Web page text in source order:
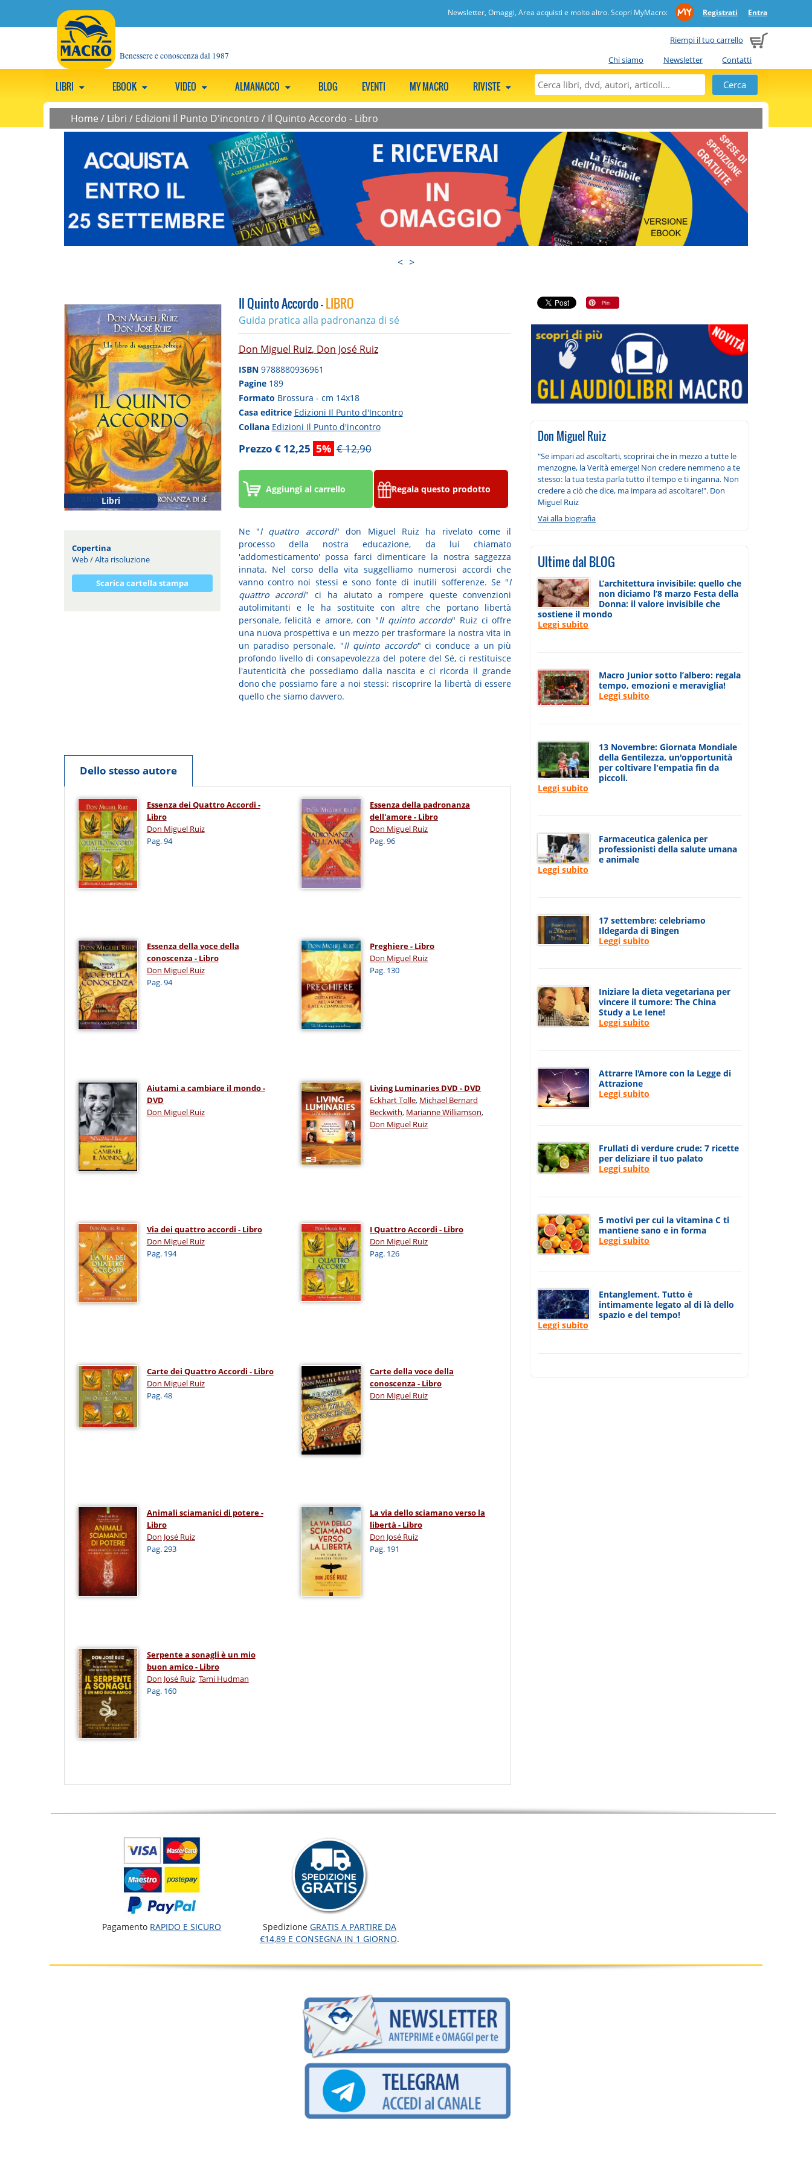
Newsletter, Omaggi, Area acquisti e molto altro. Scopri MyMacro: Registrati Entra
Riempi il tuo carrello
Chi siamo
Newsletter Contatti
Benessere e conoscenza dal 1987
LIBRI EBOOK VIDEO ALMANACCO BLOG EVENTI MY MACRO RIVISTE
Home / Libri / Edizioni Il Punto D'incontro / Il Quinto Accordo - Libro
< >
Libri
Copertina
Web/Alta risoluzione
Scarica cartella stampa
Il Quinto Accordo -LIBRO
Guida pratica alla padronanza di sé
Don Miguel Ruiz, Don José Ruiz
ISBN 9788880936961
Pagine 189
Formato Brossura - cm 14x18
Casa editrice Edizioni Il Punto d'Incontro
Collana Edizioni Il Punto d'incontro
Prezzo € 12,25 5% € 12,90
Aggiungi al carrello Regala questo prodotto
Ne "I quattro accordi" don Miguel Ruiz ha rivelato come il
processo della nostra educazione, da lui chiamato
'addomesticamento' possa farci dimenticare la nostra saggezza
innata. Nel corso della vita suggelliamo numerosi accordi che
vanno contro noi stessi e sono fonte di inutili sofferenze. Se "I
quattro accordi" ci ha aiutato a rompere queste convenzioni
autolimitanti e le ha sostituite con altre che portano libertà
personale, felicità e amore, con "Il quinto accordo" Ruiz ci offre
una nuova prospettiva e un mezzo per trasformare la nostra vita in
un paradiso personale. "Il quinto accordo" ci conduce a un più
profondo livello di consapevolezza del potere del Sé, ci restituisce
l'autenticità che possediamo dalla nascita e ci ricorda il grande
dono che possiamo fare a noi stessi: riscoprire la libertà di essere
quello che siamo davvero.
Dello stesso autore
Essenza dei Quattro Accordi -
Libro
Don Miguel Ruiz
Pag. 94
Essenza della padronanza
dell'amore - Libro
Don Miguel Ruiz
Pag. 96
Essenza della voce della
conoscenza - Libro
Don Miguel Ruiz
Pag. 94
Preghiere - Libro
Don Miguel Ruiz
Pag. 130
Aiutami a cambiare il mondo -
DVD
Don Miguel Ruiz
Living Luminaries DVD - DVD
Eckhart Tolle, Michael Bernard
Beckwith, Marianne Williamson,
Don Miguel Ruiz
Via dei quattro accordi - Libro
Don Miguel Ruiz
Pag. 194
I Quattro Accordi - Libro
Don Miguel Ruiz
Pag. 126
Carte dei Quattro Accordi - Libro
Don Miguel Ruiz
Pag. 48
Carte della voce della
conoscenza - Libro
Don Miguel Ruiz
Animali sciamanici di potere -
Libro
Don José Ruiz
Pag. 293
La via dello sciamano verso la
libertà - Libro
Don José Ruiz
Pag. 191
Serpente a sonagli è un mio
buon amico - Libro
Don José Ruiz,Tami Hudman
Pag. 160
Don Miguel Ruiz
"Se impari ad ascoltarti, scoprirai che in mezzo a tutte le
menzogne, la Verità emerge! Non credere nemmeno a te
stesso: la tua testa parla tutto il tempo e ti inganna. Non
credere a ciò che dice, ma impara ad ascoltare!". Don
Miguel Ruiz
Vai alla biografia
Ultime dal BLOG
L’architettura invisibile: quello che
non diciamo l’8 marzo Festa della
Donna: il valore invisibile che
sostiene il mondo
Leggi subito
Macro Junior sotto l’albero: regala
tempo, emozioni e meraviglia!
Leggi subito
13 Novembre: Giornata Mondiale
della Gentilezza, un'opportunità
per coltivare l'empatia fin da
piccoli.
Leggi subito
Farmaceutica galenica per
professionisti della salute umana
e animale
Leggi subito
17 settembre: celebriamo
Ildegarda di Bingen
Leggi subito
Iniziare la dieta vegetariana per
vincere il tumore: The China
Study a Le Iene!
Leggi subito
Attrarre l'Amore con la Legge di
Attrazione
Leggi subito
Frullati di verdure crude: 7 ricette
per deliziare il tuo palato
Leggi subito
5 motivi per cui la vitamina C ti
mantiene sano e in forma
Leggi subito
Entanglement. Tutto è
intimamente legato al di là dello
spazio e del tempo!
Leggi subito
Pagamento RAPIDO E SICURO Spedizione GRATIS A PARTIRE DA
€14,89 E CONSEGNA IN 1 GIORNO.